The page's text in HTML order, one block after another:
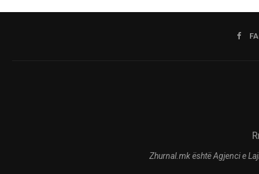
Zhurnal.mk është Agjenci e